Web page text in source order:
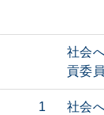
社会
貢委
1 社会